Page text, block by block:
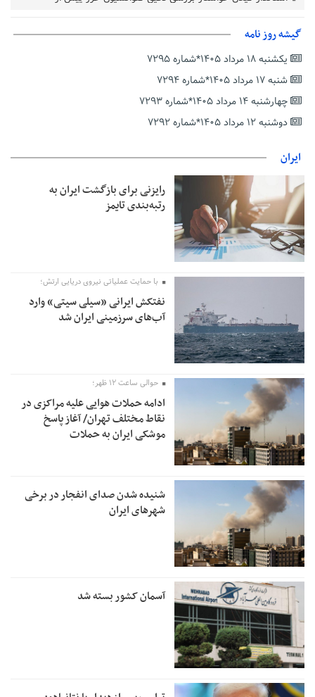
پزشکیان‌: بهترین زمان برای دستیابی به توافق شرایط کنونی است/از
عارف: جنگ اصلی امروز، جنگ روایت‌ها بر سر امید و هویت ملی
است
هشدار معاون وظیفه عمومی گیلان به سربازان فراری؛ اعطای
معافیت شایعه است
ندارد
پس از استعفا
گیشه روز نامه
یکشنبه ۱۸ مرداد ۱۴۰۵*شماره ۷۲۹۵
شنبه ۱۷ مرداد ۱۴۰۵*شماره ۷۲۹۴
چهارشنبه ۱۴ مرداد ۱۴۰۵*شماره ۷۲۹۳
دوشنبه ۱۲ مرداد ۱۴۰۵*شماره ۷۲۹۲
ایران
رایزنی برای بازگشت ایران به
رتبه‌بندی تایمز
با حمایت عملیاتی نیروی دریایی ارتش؛
نفتکش ایرانی «سیلی سیتی» وارد
آب‌های سرزمینی ایران شد
حوالی ساعت ۱۲ ظهر؛
ادامه حملات هوایی علیه مراکزی در
نقاط مختلف تهران/ آغاز پاسخ
موشکی ایران به حملات
شنیده شدن صدای انفجار در برخی
شهرهای ایران
آسمان کشور بسته شد